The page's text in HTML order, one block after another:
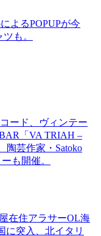
よるPOPUPが今
も。
ード、ヴィンテー
「VA TRIAH –
陶芸作家・Satoko
も開催。
在住アラサーOL海
に突入、北イタリ